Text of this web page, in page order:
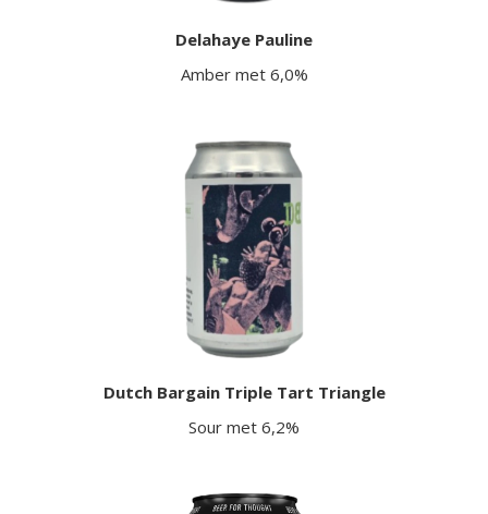
Delahaye Pauline
Amber met 6,0%
Dutch Bargain Triple Tart Triangle
Sour met 6,2%